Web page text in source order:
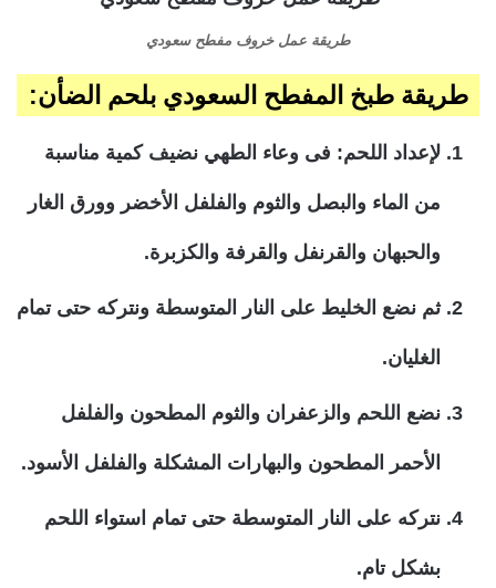
طريقة عمل خروف مفطح سعودي
طريقة طبخ المفطح السعودي بلحم الضأن:
لإعداد اللحم: فى وعاء الطهي نضيف كمية مناسبة
من الماء والبصل والثوم والفلفل الأخضر وورق الغار
والحبهان والقرنفل والقرفة والكزبرة.
ثم نضع الخليط على النار المتوسطة ونتركه حتى تمام
الغليان.
نضع اللحم والزعفران والثوم المطحون والفلفل
الأحمر المطحون والبهارات المشكلة والفلفل الأسود.
نتركه على النار المتوسطة حتى تمام استواء اللحم
بشكل تام.